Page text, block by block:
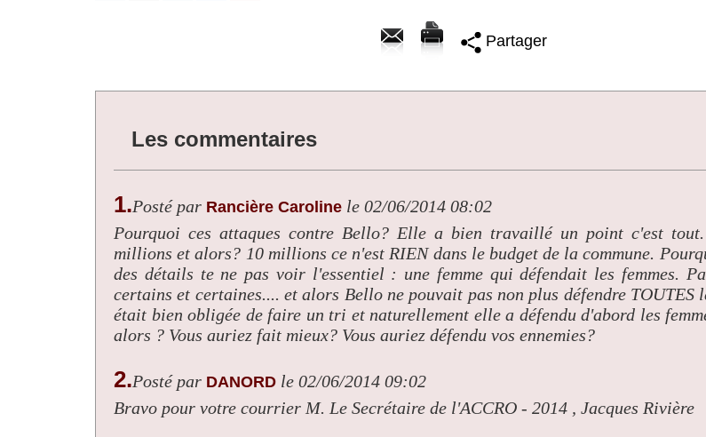
Partager
Les commentaires
1.Posté par Rancière Caroline le 02/06/2014 08:02
Pourquoi ces attaques contre Bello? Elle a bien travaillé un point c'est
millions et alors? 10 millions ce n'est RIEN dans le budget de la commune.
des détails te ne pas voir l'essentiel : une femme qui défendait les femmes.
certains et certaines.... et alors Bello ne pouvait pas non plus défendre TOUTES
était bien obligée de faire un tri et naturellement elle a défendu d'abord les
alors ? Vous auriez fait mieux? Vous auriez défendu vos ennemies?
2.Posté par DANORD le 02/06/2014 09:02
Bravo pour votre courrier M. Le Secrétaire de l'ACCRO - 2014 , Jacques Rivière